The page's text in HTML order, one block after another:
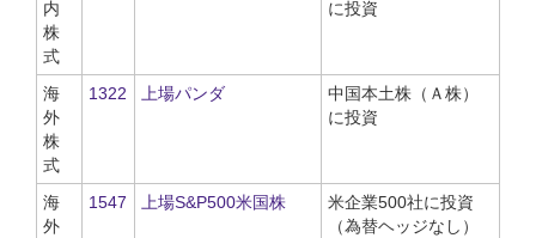
内
株
式
に投資
海
外
株
式
1322 上場パンダ
中国本土株（Ａ株）
に投資
海
外
1547 上場S&P500米国株
米企業500社に投資
（為替ヘッジなし）